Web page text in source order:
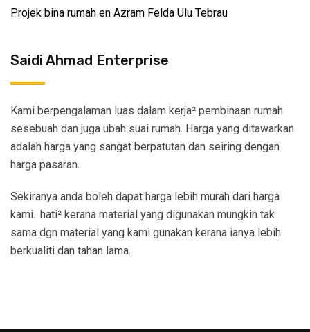
Projek bina rumah en Azram Felda Ulu Tebrau
Saidi Ahmad Enterprise
Kami berpengalaman luas dalam kerja² pembinaan rumah
sesebuah dan juga ubah suai rumah. Harga yang ditawarkan
adalah harga yang sangat berpatutan dan seiring dengan
harga pasaran.
Sekiranya anda boleh dapat harga lebih murah dari harga
kami…hati² kerana material yang digunakan mungkin tak
sama dgn material yang kami gunakan kerana ianya lebih
berkualiti dan tahan lama.